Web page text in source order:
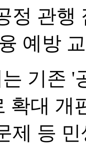
정 관행
예방
기존 '
확대 개
제 등